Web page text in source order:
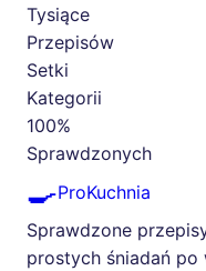
Tysiące
Przepisów
Setki
Kategorii
100%
Sprawdzonych
🍳ProKuchnia
Sprawdzone
prostych śniadań